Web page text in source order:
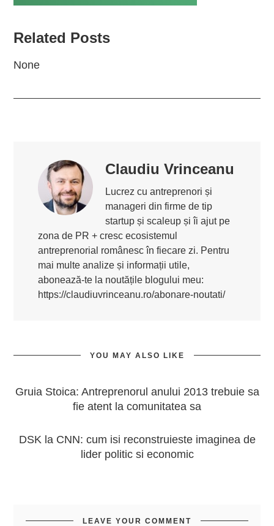
Related Posts
None
Claudiu Vrinceanu
Lucrez cu antreprenori și
manageri din firme de tip
startup și scaleup și îi ajut pe
zona de PR + cresc ecosistemul
antreprenorial românesc în fiecare zi. Pentru
mai multe analize și informații utile,
abonează-te la noutățile blogului meu:
https://claudiuvrinceanu.ro/abonare-noutati/
YOU MAY ALSO LIKE
Gruia Stoica: Antreprenorul anului 2013 trebuie sa
fie atent la comunitatea sa
DSK la CNN: cum isi reconstruieste imaginea de
lider politic si economic
LEAVE YOUR COMMENT